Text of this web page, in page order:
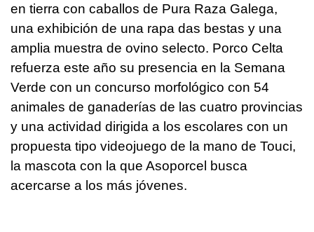
en tierra con caballos de Pura Raza Galega,
una exhibición de una rapa das bestas y una
amplia muestra de ovino selecto. Porco Celta
refuerza este año su presencia en la Semana
Verde con un concurso morfológico con 54
animales de ganaderías de las cuatro provincias
y una actividad dirigida a los escolares con un
propuesta tipo videojuego de la mano de Touci,
la mascota con la que Asoporcel busca
acercarse a los más jóvenes.